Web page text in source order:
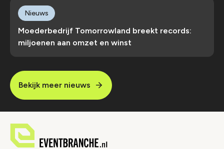
Moederbedrijf Tomorrowland breekt records:
miljoenen aan omzet en winst
Nieuws
Bekijk meer nieuws